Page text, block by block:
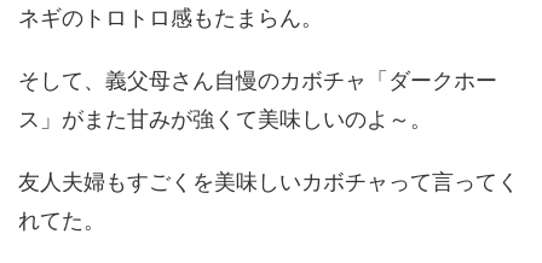
ネギのトロトロ感もたまらん。
そして、義父母さん自慢のカボチャ「ダークホー
ス」がまた甘みが強くて美味しいのよ～。
友人夫婦もすごくを美味しいカボチャって言ってく
れてた。